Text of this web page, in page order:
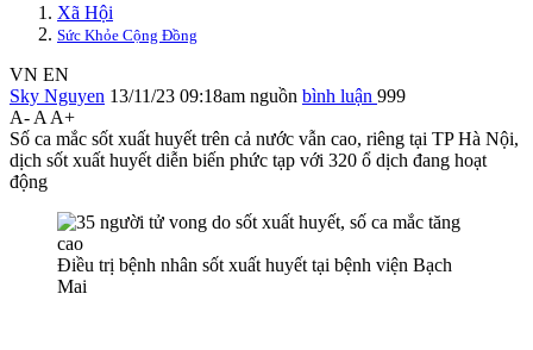
Xã Hội
Sức Khỏe Cộng Đồng
VN EN
Sky Nguyen 13/11/23 09:18am nguồn bình luận 999
A- A A+
Số ca mắc sốt xuất huyết trên cả nước vẫn cao, riêng tại TP Hà Nội,
dịch sốt xuất huyết diễn biến phức tạp với 320 ổ dịch đang hoạt
động
Điều trị bệnh nhân sốt xuất huyết tại bệnh viện Bạch
Mai